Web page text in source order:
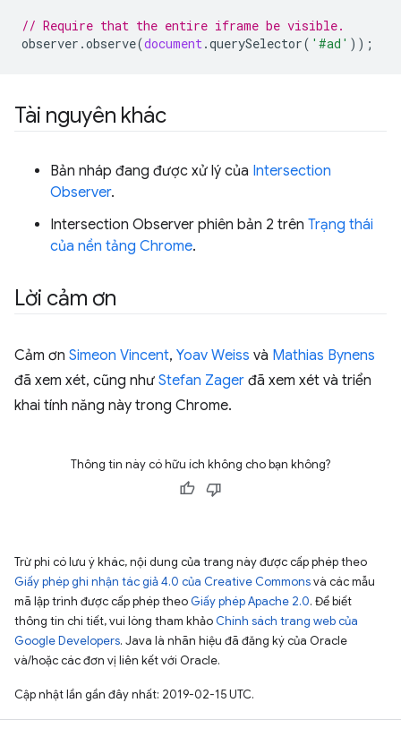
// Require that the entire iframe be visible.
observer .observe(document.querySelector( '#ad' ));
Tài nguyên khác
Bản nháp đang được xử lý của Intersection
Observer.
Intersection Observer phiên bản 2 trên Trạng thái
của nền tảng Chrome.
Lời cảm ơn
Cảm ơn Simeon Vincent, Yoav Weiss và Mathias Bynens
đã xem xét, cũng như Stefan Zager đã xem xét và triển
khai tính năng này trong Chrome.
Thông tin này có hữu ích không cho bạn không?
Trừ phi có lưu ý khác, nội dung của trang này được cấp phép theo
Giấy phép ghi nhận tác giả 4.0 của Creative Commonsvà các mẫu
mã lập trình được cấp phép theo Giấy phép Apache 2.0. Để biết
thông tin chi tiết, vui lòng tham khảo Chính sách trang web của
Google Developers. Java là nhãn hiệu đã đăng ký của Oracle
và/hoặc các đơn vị liên kết với Oracle.
Cập nhật lần gần đây nhất: 2019-02-15 UTC.